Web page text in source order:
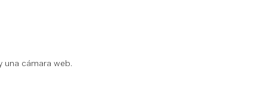
una cámara web.